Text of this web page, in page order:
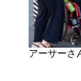
アーサーさ